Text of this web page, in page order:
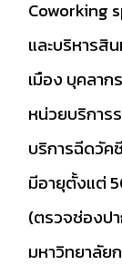
Coworking
และบริหารสิ
เมือง บุคลาก
หน่วยบริการ
บริการฉีดวัค
มีอายุตั้งแต่
(ตรวจช่องป
มหาวิทยาลัย